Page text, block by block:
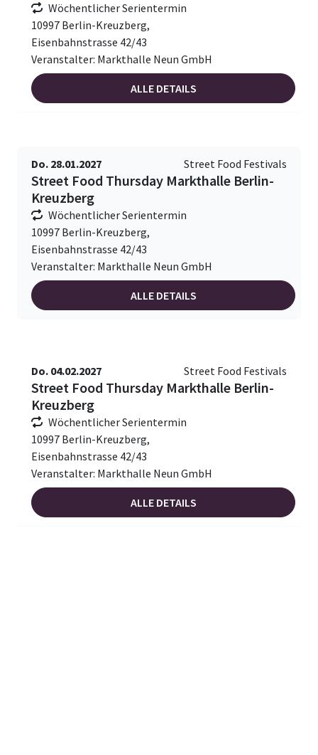
Wöchentlicher Serientermin
10997 Berlin-Kreuzberg,
Eisenbahnstrasse 42/43
Veranstalter: Markthalle Neun GmbH
ALLE DETAILS
Do. 28.01.2027 Street Food Festivals
Street Food Thursday Markthalle Berlin-
Kreuzberg
Wöchentlicher Serientermin
10997 Berlin-Kreuzberg,
Eisenbahnstrasse 42/43
Veranstalter: Markthalle Neun GmbH
ALLE DETAILS
Do. 04.02.2027 Street Food Festivals
Street Food Thursday Markthalle Berlin-
Kreuzberg
Wöchentlicher Serientermin
10997 Berlin-Kreuzberg,
Eisenbahnstrasse 42/43
Veranstalter: Markthalle Neun GmbH
ALLE DETAILS